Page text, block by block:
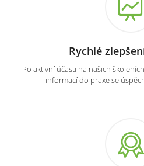
Rychlé
Po aktivní účasti na našich
informací do praxe se